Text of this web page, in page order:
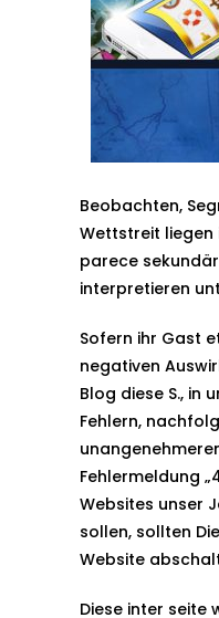
Beobachten,
Wettstreit liegen
parece
interpretieren
Sofern ihr Gast
negativen
Blog diese S., in
Fehlern,
Fehlermeldung
Websites unser
sollen, sollten
Website
Diese inter